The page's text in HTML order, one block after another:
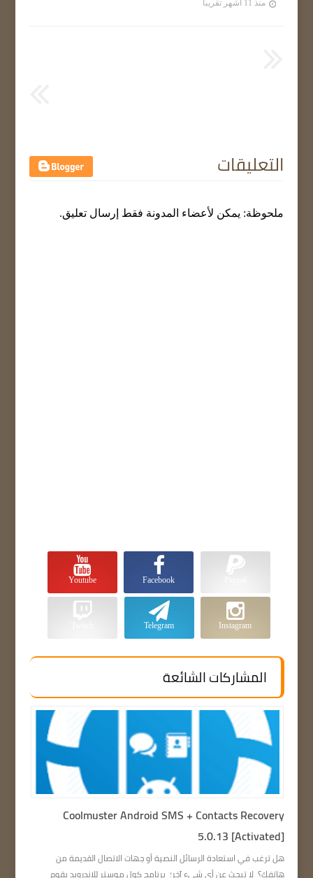
منذ 11 أشهر تقريبا
التعليقات
ملحوظة: يمكن لأعضاء المدونة فقط إرسال تعليق.
Facebook
Youtube
Instagram
Telegram
المشاركات الشائعة
Coolmuster Android SMS + Contacts Recovery
5.0.13 [Activated]
هل ترغب في استعادة الرسائل النصية أو جهات الاتصال القديمة من
هاتفك؟ لا تبحث عن أي شيء آخر؛ برنامج كول موستر للاندرويد يقوم